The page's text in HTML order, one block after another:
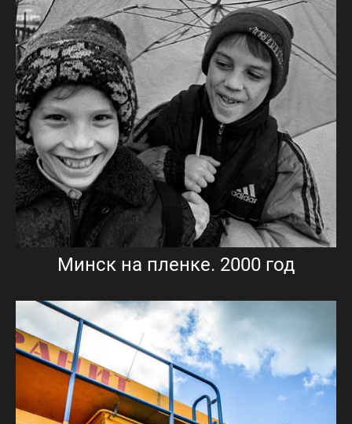
Минск на пленке. 2000 год